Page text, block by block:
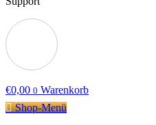
€0,00 0 Warenkorb
Shop-Menü